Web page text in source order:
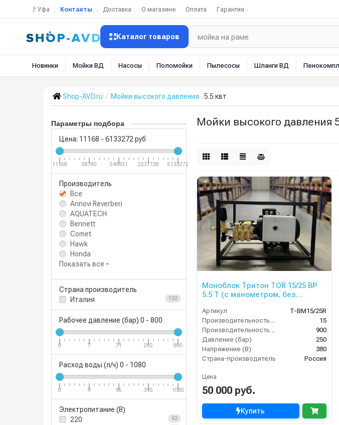
🚩Уфа Контакты Доставка О магазине Оплата Гарантия
Каталог товаров
Новинки Мойки ВД Насосы Поломойки Пылесосы Шланги ВД
Shop-AVD.ru Мойки высокого давления 5.5 квт
Параметры подбора
Цена: 11168 - 6133272 руб
11168 58780 549831 2237738 6133272
Производитель
Все
Annovi Reverberi
AQUATECH
Bennett
Comet
Hawk
Honda
Показать все
Страна производитель
Италия
102
Рабочее давление (бар) 0 - 800
0 7 71 292 800
Расход воды (л/ч) 0 - 1080
0 9 96 395 1080
Электропитание (В)
220
42
Мойки высокого давления
Моноблок Тритон TOR 15/25 ВР
5.5 T (с манометром, без
Артикул
T-BM15/25R
Производительность (л/мин)
15
Производительность (л/ч)
900
Давление (бар)
250
Напряжение (В)
380
Страна-производитель
Россия
Цена
50 000 руб.
Купить